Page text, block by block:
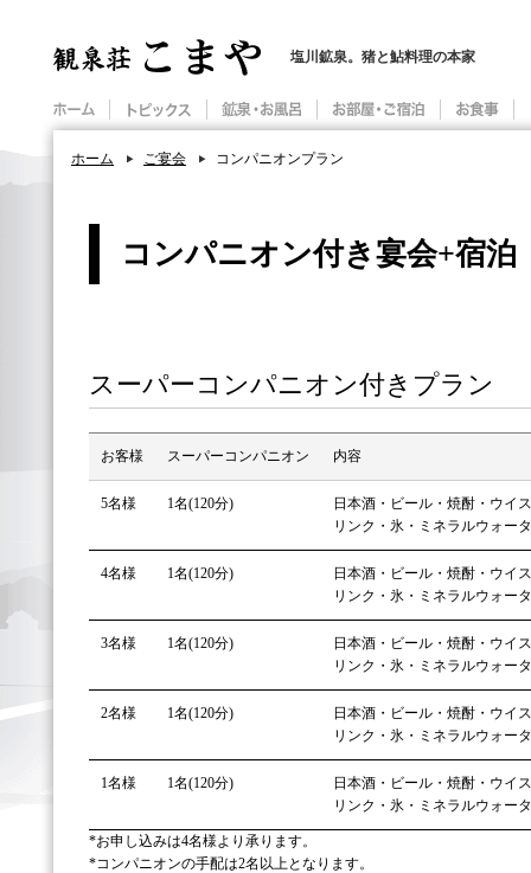
塩川鉱泉。猪と鮎料理の本家
ホーム ご宴会 コンパニオンプラン
コンパニオン付き宴会+宿泊
スーパーコンパニオン付きプラン
お客様 スーパーコンパニオン 内容
5名様 1名(120分)
日本酒・ビール・焼酎・ウイ
リンク・氷・ミネラルウォー
4名様 1名(120分)
日本酒・ビール・焼酎・ウイ
リンク・氷・ミネラルウォー
3名様 1名(120分)
日本酒・ビール・焼酎・ウイ
リンク・氷・ミネラルウォー
2名様 1名(120分)
日本酒・ビール・焼酎・ウイ
リンク・氷・ミネラルウォー
1名様 1名(120分)
日本酒・ビール・焼酎・ウイ
リンク・氷・ミネラルウォー
*お申し込みは4名様より承ります。
*コンパニオンの手配は2名以上となります。